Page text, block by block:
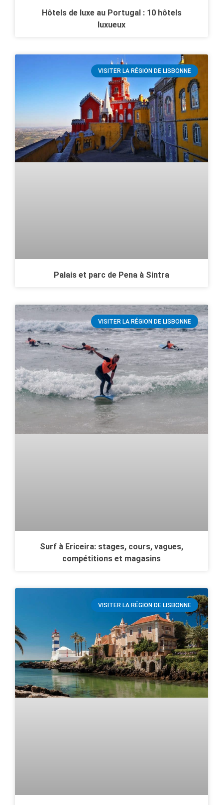
Hôtels de luxe au Portugal : 10 hôtels
luxueux
VISITER LA RÉGION DE LISBONNE
Palais et parc de Pena à Sintra
VISITER LA RÉGION DE LISBONNE
Surf à Ericeira: stages, cours, vagues,
compétitions et magasins
VISITER LA RÉGION DE LISBONNE